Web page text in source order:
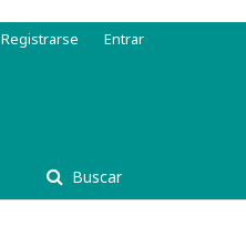
Buscar
Registrarse Entrar